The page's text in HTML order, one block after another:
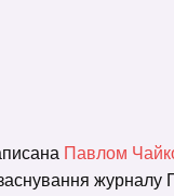
Павлом
журналу